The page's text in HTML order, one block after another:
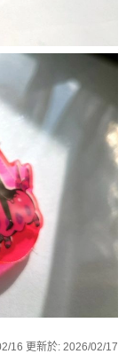
16 更新於: 2026/02/17